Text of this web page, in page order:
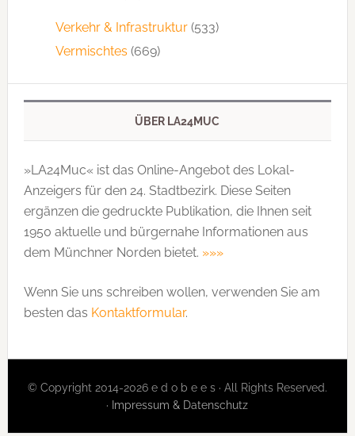
Verkehr & Infrastruktur(533)
Vermischtes (669)
ÜBER LA24MUC
»LA24Muc« ist das Online-Angebot des Lokal-
Anzeigers für den 24. Stadtbezirk. Diese Seiten
ergänzen die gedruckte Publi­kation, die Ihnen seit
1950 aktuelle und bürgernahe Informationen aus
dem Münchner Norden bietet. »»»
Wenn Sie uns schreiben wollen, verwenden Sie am
besten das Kontaktformular.
© Copyright 2014-2026 e d o b e e s · All Rights Reserved.
· Impressum & Datenschutz